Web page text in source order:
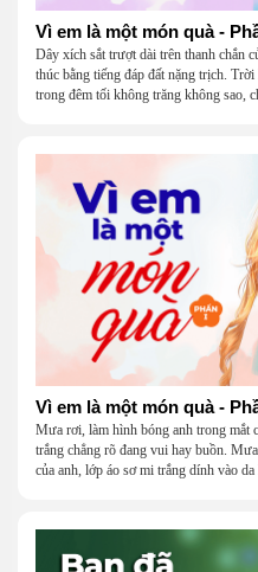
Vì em là một món quà -
Dây xích sắt trượt dài trên thanh chắn
thúc bằng tiếng đáp đất nặng trịch.
trong đêm tối không trăng không sao,
Vì em là một món quà -
Mưa rơi, làm hình bóng anh trong mắt
trắng chẳng rõ đang vui hay buồn.
của anh, lớp áo sơ mi trắng dính vào